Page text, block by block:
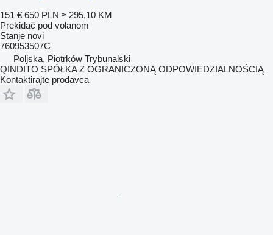
151 € 650 PLN ≈ 295,10 KM
Prekidač pod volanom
Stanje novi
760953507C
Poljska, Piotrków Trybunalski
QINDITO SPÓŁKA Z OGRANICZONĄ ODPOWIEDZIALNOŚCIĄ
Kontaktirajte prodavca